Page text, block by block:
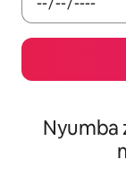
Nyumba